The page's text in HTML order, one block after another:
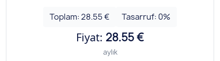
Toplam:28.55 € Tasarruf: 0%
Fiyat: 28.55 €
aylık